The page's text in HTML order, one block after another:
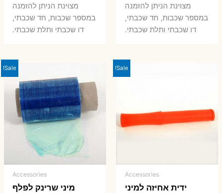
היה:
66 ₪.
מצוינת הניתן להזמנה
במספר שכבות, חד שכבתי,
דו שכבתי ותלת שכבתי.
היה:
33 ₪.
₪.
מצוינת הניתן להזמנה
במספר שכבות, חד שכבתי,
דו שכבתי ותלת שכבתי.
Sale!
Accessories
ידית אחיזה למיני
Sale!
Accessories
מיני שרינק לפלף